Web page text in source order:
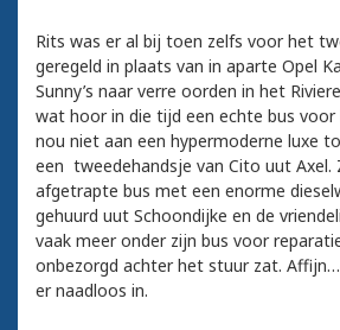
Rits was er al bij toen zelfs voor het
geregeld in plaats van in aparte Opel
Sunny’s naar verre oorden in het
wat hoor in die tijd een echte bus
nou niet aan een hypermoderne luxe
een tweedehandsje van Cito uut Axel.
afgetrapte bus met een enorme
gehuurd uut Schoondijke en de
vaak meer onder zijn bus voor
onbezorgd achter het stuur zat.
er naadloos in.